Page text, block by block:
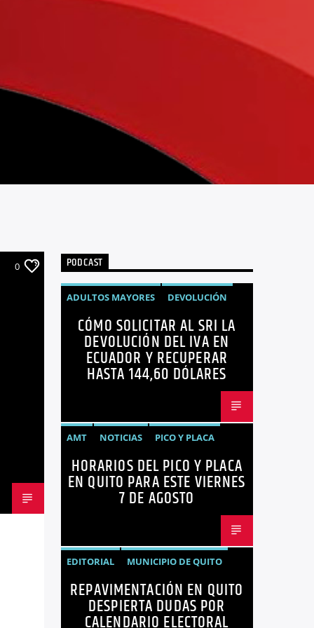
0 PODCAST
ADULTOS MAYORES
DEVOLUCIÓN
ECUADOR
NEGOCIOS
NOTICIAS
PERSONAS CON DISCAPACIDAD
CÓMO SOLICITAR AL SRI LA
DEVOLUCIÓN DEL IVA EN
ECUADOR Y RECUPERAR
HASTA 144,60 DÓLARES
AMT NOTICIAS
PICO Y PLACA
QUITO
SANCIONES
HORARIOS DEL PICO Y PLACA
EN QUITO PARA ESTE VIERNES
7 DE AGOSTO
EDITORIAL
MUNICIPIO DE QUITO
NOTICIAS
OPINIÓN
QUITO
REPAVIMENTACIÓN
REPAVIMENTACIÓN EN QUITO
DESPIERTA DUDAS POR
CALENDARIO ELECTORAL